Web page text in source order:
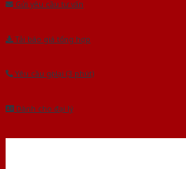
Gửi yêu cầu tư vấn
Tải báo giá tổng hợp
Yêu cầu gọi lại (3 phút)
Dành cho đại lý